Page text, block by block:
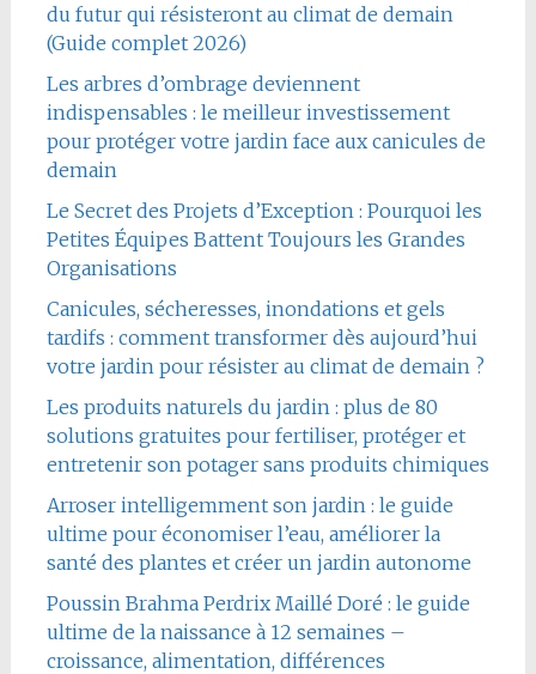
du futur qui résisteront au climat de demain
(Guide complet 2026)
Les arbres d’ombrage deviennent
indispensables : le meilleur investissement
pour protéger votre jardin face aux canicules de
demain
Le Secret des Projets d’Exception : Pourquoi les
Petites Équipes Battent Toujours les Grandes
Organisations
Canicules, sécheresses, inondations et gels
tardifs : comment transformer dès aujourd’hui
votre jardin pour résister au climat de demain ?
Les produits naturels du jardin : plus de 80
solutions gratuites pour fertiliser, protéger et
entretenir son potager sans produits chimiques
Arroser intelligemment son jardin : le guide
ultime pour économiser l’eau, améliorer la
santé des plantes et créer un jardin autonome
Poussin Brahma Perdrix Maillé Doré : le guide
ultime de la naissance à 12 semaines –
croissance, alimentation, différences